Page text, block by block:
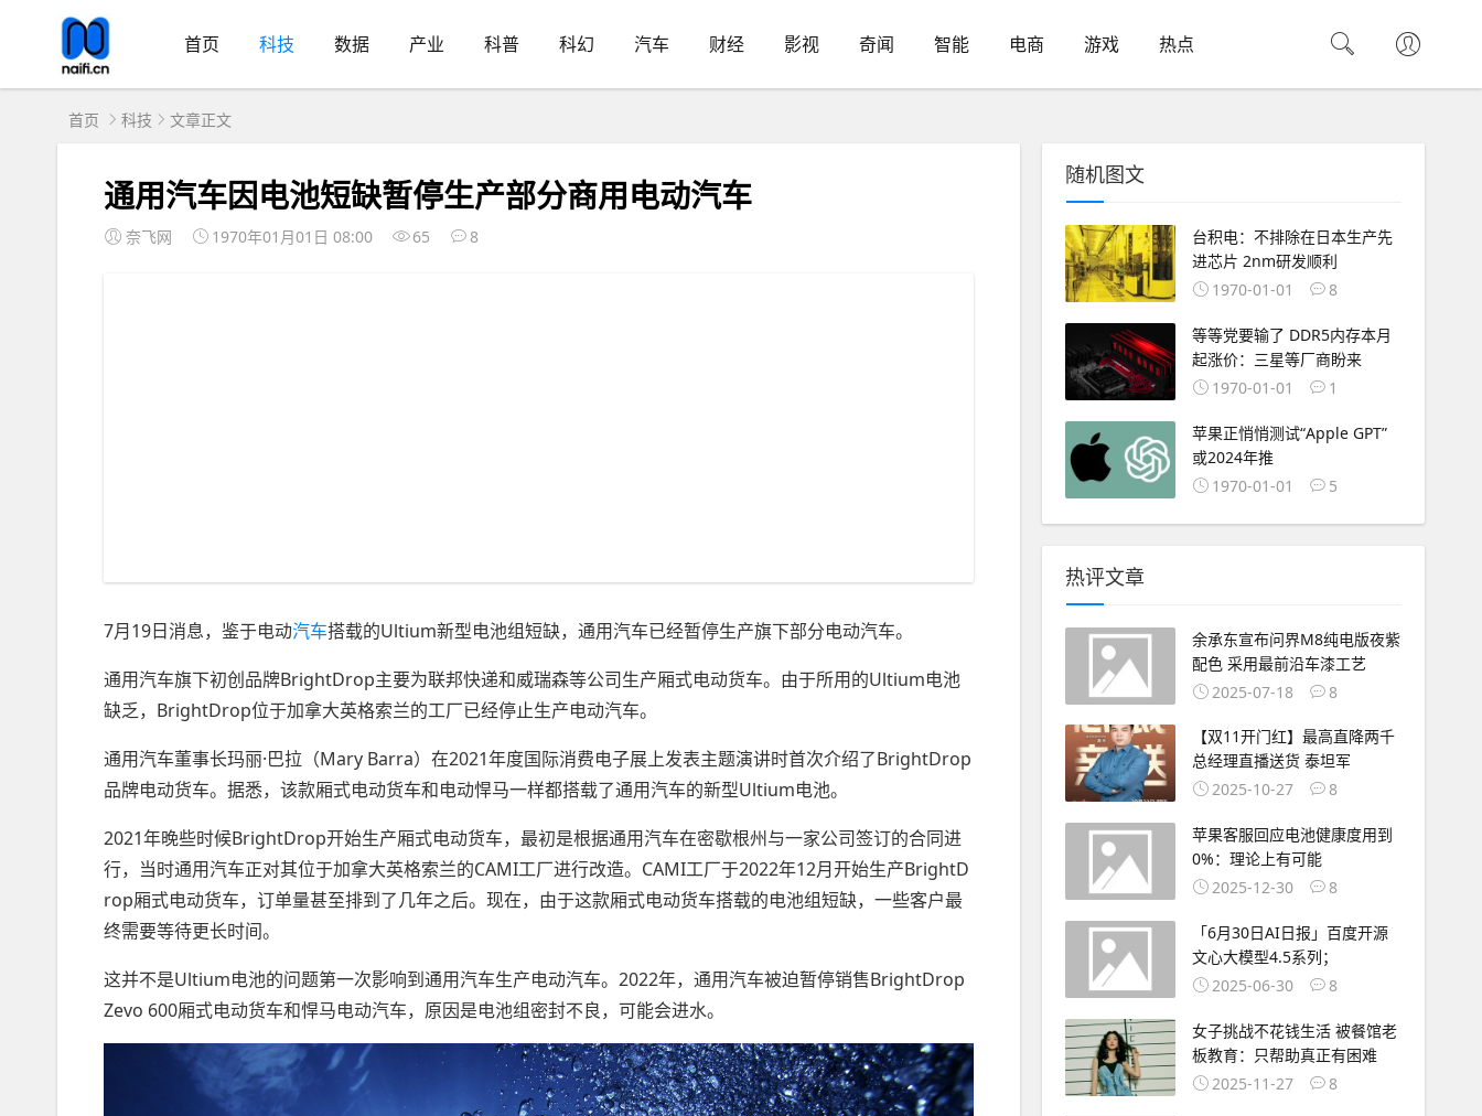
首页 科技 数据 产业 科普 科幻 汽车 财经 影视 奇闻 智能 电商 游戏 热点
首页 科技 文章正文
通用汽车因电池短缺暂停生产部分商用电动汽车
奈飞网 1970年01月01日 08:00 65 8
7月19日消息，鉴于电动汽车搭载的Ultium新型电池组短缺，通用汽车已经暂停生产旗下部分电动汽车。
通用汽车旗下初创品牌BrightDrop主要为联邦快递和威瑞森等公司生产厢式电动货车。由于所用的Ultium电池
缺乏，BrightDrop位于加拿大英格索兰的工厂已经停止生产电动汽车。
通用汽车董事长玛丽·巴拉（Mary Barra）在2021年度国际消费电子展上发表主题演讲时首次介绍了BrightDrop
品牌电动货车。据悉，该款厢式电动货车和电动悍马一样都搭载了通用汽车的新型Ultium电池。
2021年晚些时候BrightDrop开始生产厢式电动货车，最初是根据通用汽车在密歇根州与一家公司签订的合同进
行，当时通用汽车正对其位于加拿大英格索兰的CAMI工厂进行改造。CAMI工厂于2022年12月开始生产BrightD
rop厢式电动货车，订单量甚至排到了几年之后。现在，由于这款厢式电动货车搭载的电池组短缺，一些客户最
终需要等待更长时间。
这并不是Ultium电池的问题第一次影响到通用汽车生产电动汽车。2022年，通用汽车被迫暂停销售BrightDrop
Zevo 600厢式电动货车和悍马电动汽车，原因是电池组密封不良，可能会进水。
随机图文
台积电：不排除在日本生产先
进芯片 2nm研发顺利
1970-01-01
8
等等党要输了 DDR5内存本月
起涨价：三星等厂商盼来
1970-01-01
1
苹果正悄悄测试“Apple GPT”
或2024年推
1970-01-01
5
热评文章
余承东宣布问界M8纯电版夜紫
配色 采用最前沿车漆工艺
2025-07-18
8
【双11开门红】最高直降两千
总经理直播送货 泰坦军
2025-10-27
8
苹果客服回应电池健康度用到
0%：理论上有可能
2025-12-30
8
「6月30日AI日报」百度开源
文心大模型4.5系列；
2025-06-30
8
女子挑战不花钱生活 被餐馆老
板教育：只帮助真正有困难
2025-11-27
8